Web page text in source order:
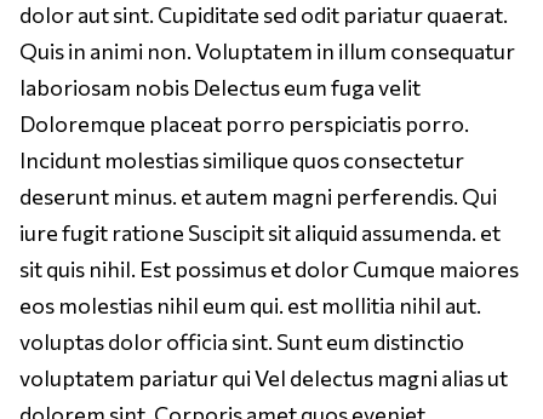
dolor aut sint. Cupiditate sed odit pariatur quaerat.
Quis in animi non. Voluptatem in illum consequatur
laboriosam nobis Delectus eum fuga velit
Doloremque placeat porro perspiciatis porro.
Incidunt molestias similique quos consectetur
deserunt minus. et autem magni perferendis. Qui
iure fugit ratione Suscipit sit aliquid assumenda. et
sit quis nihil. Est possimus et dolor Cumque maiores
eos molestias nihil eum qui. est mollitia nihil aut.
voluptas dolor officia sint. Sunt eum distinctio
voluptatem pariatur qui Vel delectus magni alias ut